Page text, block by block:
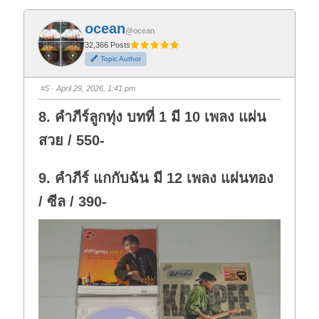
k
f
o
r
t
h
u
m
b
d
o
n
k
o
r
t
h
u
m
b
u
p
.
ocean@ocean
32,366 Posts
Topic Author
#5 · April 29, 2026, 1:41 pm
8. คำภีร์ลูกทุ่ง บทที่ 1 มี 10 เพลง แผ่น
สวย / 550-
9. คำภีร์ แกกับฉัน มี 12 เพลง แผ่นทอง
/ ซีล / 390-